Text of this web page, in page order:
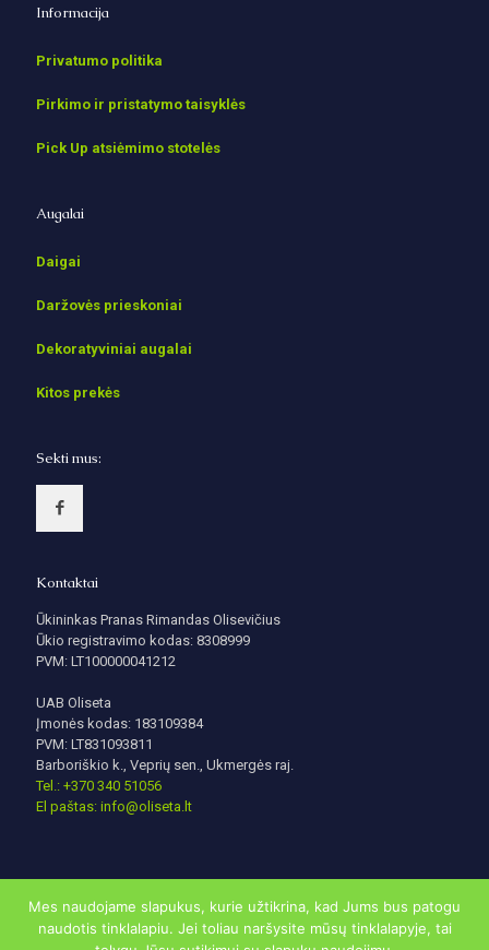
Informacija
Privatumo politika
Pirkimo ir pristatymo taisyklės
Pick Up atsiėmimo stotelės
Augalai
Daigai
Daržovės prieskoniai
Dekoratyviniai augalai
Kitos prekės
Sekti mus:
Kontaktai
Ūkininkas Pranas Rimandas Olisevičius
Ūkio registravimo kodas: 8308999
PVM: LT100000041212
UAB Oliseta
Įmonės kodas: 183109384
PVM: LT831093811
Barboriškio k., Veprių sen., Ukmergės raj.
Tel.: +370 340 51056
El paštas: info@oliseta.lt
Mes naudojame slapukus, kurie užtikrina, kad Jums bus patogu
naudotis tinklalapiu. Jei toliau naršysite mūsų tinklalapyje, tai